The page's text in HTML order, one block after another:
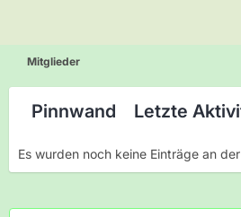
Mitglieder
Pinnwand Letzte
Es wurden noch keine Einträge an